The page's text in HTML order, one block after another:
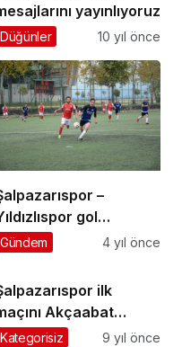
yayınlıyoruz
Düğünler 10 yıl önce
–
gol
: 2-2
Gündem 4 yıl önce
ilk
Akçaabat
ile oynuyor
Kategorisiz 9 yıl önce